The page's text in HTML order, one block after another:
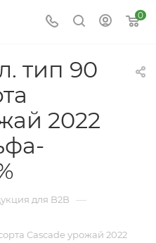
0
тип 90
2022
для B2B —
Cascade урожай 2022